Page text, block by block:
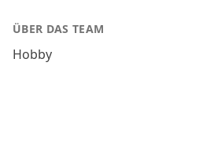
ÜBER DAS TEAM
Hobby